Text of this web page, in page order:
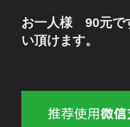
お一人様 90元で
い頂けます。